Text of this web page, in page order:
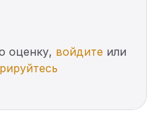
оценку, войдите или